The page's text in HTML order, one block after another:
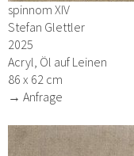
spinnom XIV
Stefan Glettler
2025
Acryl, Öl auf Leinen
86 x 62 cm
→ Anfrage